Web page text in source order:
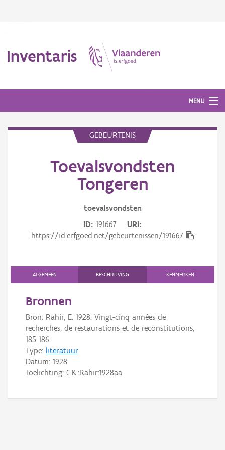
Inventaris
MENU
Aanduidingsobject
Gebeurtenis
Downloads
Hergebruik
Aanmelden
GEBEURTENIS
Toevalsvondsten
Tongeren
toevalsvondsten
ID 191667
URI
https://id.erfgoed.net/gebeurtenissen/191667
ALGEMEEN BESCHRIJVING KENMERKEN
Bronnen
Bron: Rahir, E. 1928: Vingt-cinq années de
recherches, de restaurations et de reconstitutions,
185-186
Type: literatuur
Datum: 1928
Toelichting: C.K.:Rahir:1928aa